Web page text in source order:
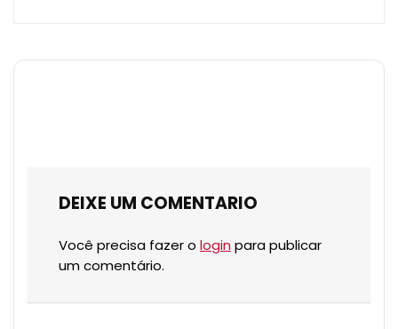
DEIXE UM COMENTARIO
Você precisa fazer o login para publicar
um comentário.